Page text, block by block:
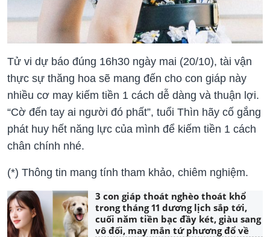
Tử vi dự báo đúng 16h30 ngày mai (20/10), tài vận
thực sự thăng hoa sẽ mang đến cho con giáp này
nhiều cơ may kiếm tiền 1 cách dễ dàng và thuận lợi.
“Cờ đến tay ai người đó phất”, tuổi Thìn hãy cố gắng
phát huy hết năng lực của mình để kiếm tiền 1 cách
chân chính nhé.
(*) Thông tin mang tính tham khảo, chiêm nghiệm.
3 con giáp thoát nghèo thoát khổ
trong tháng 11 dương lịch sắp tới,
cuối năm tiền bạc đầy két, giàu sang
vô đối, may mắn tứ phương đổ về